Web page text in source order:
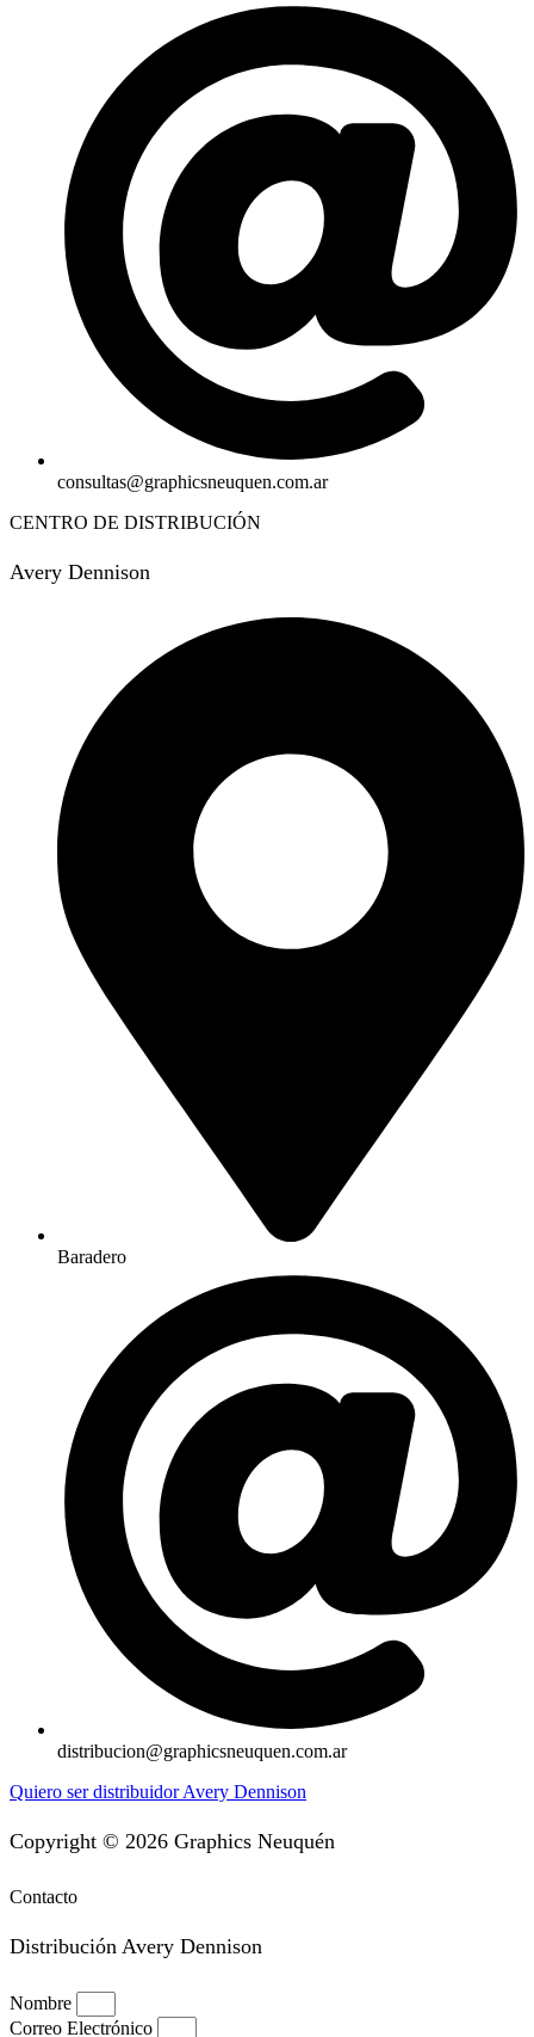
consultas@graphicsneuquen.com.ar
CENTRO DE DISTRIBUCIÓN
Avery Dennison
Baradero
distribucion@graphicsneuquen.com.ar
Quiero ser distribuidor Avery Dennison
Copyright © 2026 Graphics Neuquén
Contacto
Distribución Avery Dennison
Nombre
Correo Electrónico